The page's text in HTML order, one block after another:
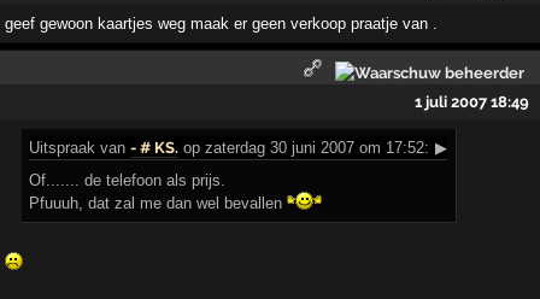
geef gewoon kaartjes weg maak er geen verkoop praatje van .
1 juli 2007 18:49
Uitspraak van- # KS. op zaterdag 30 juni 2007 om 17:52: ▶
Of....... de telefoon als prijs.
Pfuuuh, dat zal me dan wel bevallen